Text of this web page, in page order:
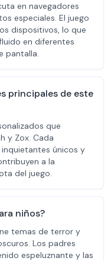
en navegadores
especiales. El juego
dispositivos, lo que
en diferentes
pantalla.
principales de este
que
y Zox. Cada
únicos y
a la
del juego.
niños?
temas de terror y
Los padres
espeluznante y las